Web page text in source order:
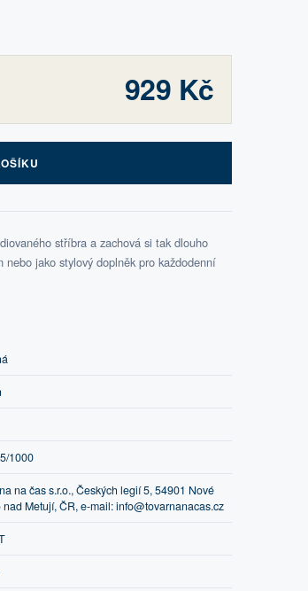
929 Kč
stříbra a zachová si tak dlouho
jako stylový doplněk pro každodenní
1000
na čas s.r.o., Českých legií 5, 54901 Nové
nad Metují, ČR, e-mail: info@tovarnanacas.cz